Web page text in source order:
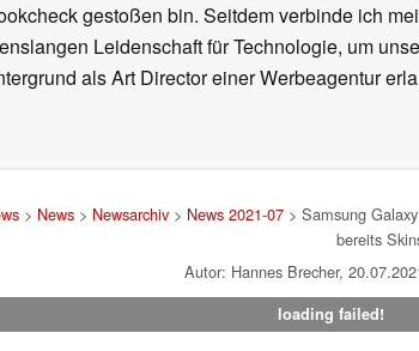
gestoßen bin. Seitdem verbinde ich
Leidenschaft für Technologie, um
als Art Director einer Werbeagentur
> News > Newsarchiv > News 2021-07 > Samsung
bereits
Autor: Hannes Brecher,
loading failed!